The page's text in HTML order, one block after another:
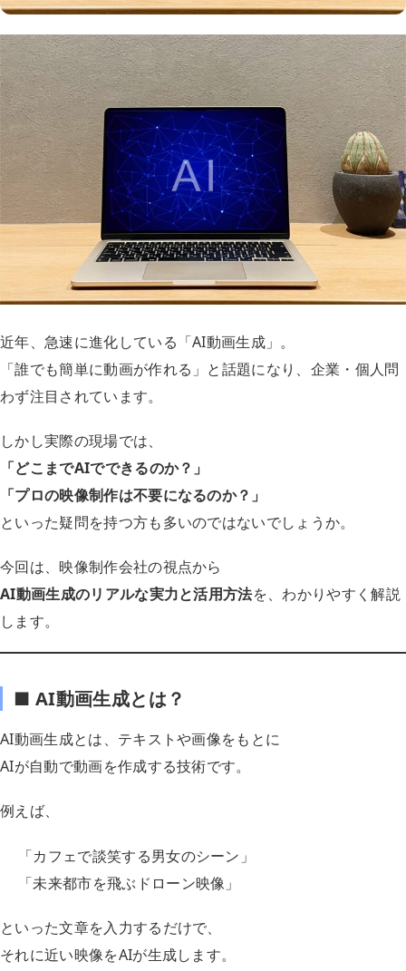
近年、急速に進化している「AI動画生成」。
「誰でも簡単に動画が作れる」と話題になり、企業・個人問
わず注目されています。
しかし実際の現場では、
「どこまでAIでできるのか？」
「プロの映像制作は不要になるのか？」
といった疑問を持つ方も多いのではないでしょうか。
今回は、映像制作会社の視点から
AI動画生成のリアルな実力と活用方法を、わかりやすく解説
します。
■ AI動画生成とは？
AI動画生成とは、テキストや画像をもとに
AIが自動で動画を作成する技術です。
例えば、
「カフェで談笑する男女のシーン」
「未来都市を飛ぶドローン映像」
といった文章を入力するだけで、
それに近い映像をAIが生成します。